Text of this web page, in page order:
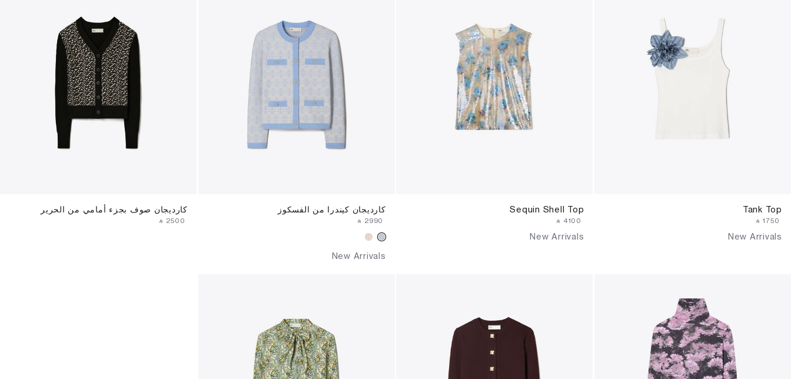
Tank Top
‎ ⃁ ⁦1750⁩ ‎
New Arrivals
Sequin Shell Top
‎ ⃁ ⁦4100⁩ ‎
New Arrivals
كارديجان كيندرا من الفسكوز
‎ ⃁ ⁦2990⁩ ‎
New Arrivals
كارديجان صوف بجزء أمامي من الحرير
‎ ⃁ ⁦2500⁩ ‎